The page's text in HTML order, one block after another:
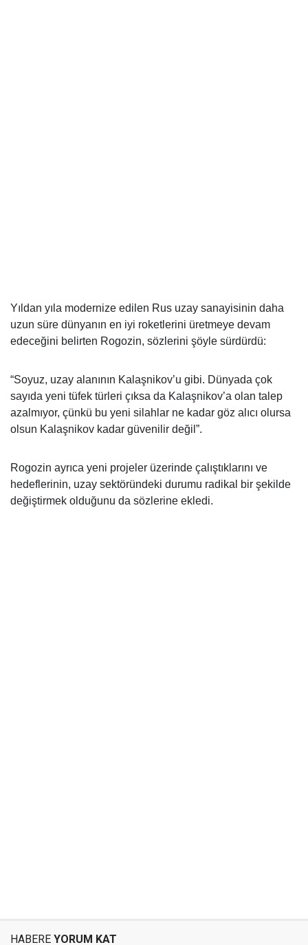
Yıldan yıla modernize edilen Rus uzay sanayisinin daha
uzun süre dünyanın en iyi roketlerini üretmeye devam
edeceğini belirten Rogozin, sözlerini şöyle sürdürdü:
“Soyuz, uzay alanının Kalaşnikov’u gibi. Dünyada çok
sayıda yeni tüfek türleri çıksa da Kalaşnikov’a olan talep
azalmıyor, çünkü bu yeni silahlar ne kadar göz alıcı olursa
olsun Kalaşnikov kadar güvenilir değil”.
Rogozin ayrıca yeni projeler üzerinde çalıştıklarını ve
hedeflerinin, uzay sektöründeki durumu radikal bir şekilde
değiştirmek olduğunu da sözlerine ekledi.
HABERE YORUM KAT